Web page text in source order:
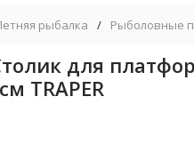
рыбалка / Рыболовные
для
TRAPER